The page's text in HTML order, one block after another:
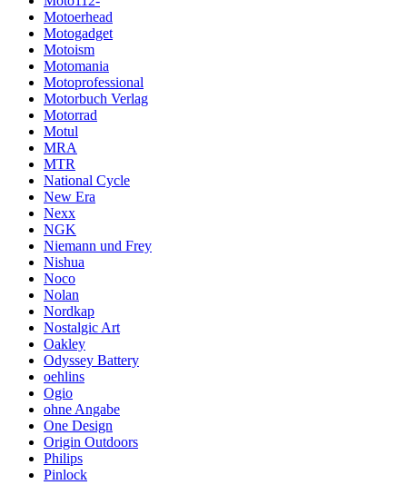
Motoerhead
Motogadget
Motoism
Motomania
Motoprofessional
Motorbuch Verlag
Motorrad
Motul
MRA
MTR
National Cycle
New Era
Nexx
NGK
Niemann und Frey
Nishua
Noco
Nolan
Nordkap
Nostalgic Art
Oakley
Odyssey Battery
oehlins
Ogio
ohne Angabe
One Design
Origin Outdoors
Philips
Pinlock